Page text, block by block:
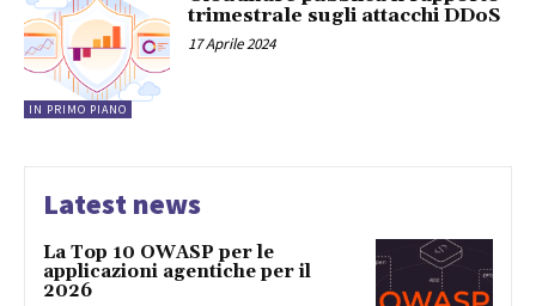
IN PRIMO PIANO
trimestrale sugli attacchi DDoS
17 Aprile 2024
Latest news
La Top 10 OWASP per le
applicazioni agentiche per il
2026